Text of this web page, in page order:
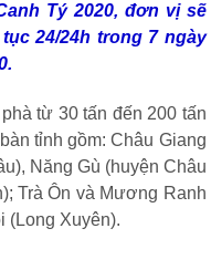
Tý 2020, đơn vị sẽ
24/24h trong 7 ngày
từ 30 tấn đến 200 tấn
tỉnh gồm: Châu Giang
Năng Gù (huyện Châu
Trà Ôn và Mương Ranh
(Long Xuyên).